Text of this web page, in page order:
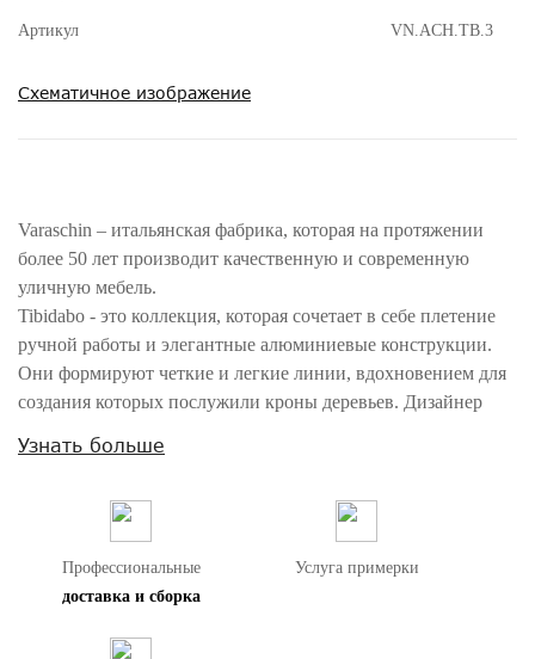
Артикул VN.ACH.TB.3
Схематичное изображение
Varaschin – итальянская фабрика, которая на протяжении
более 50 лет производит качественную и современную
уличную мебель.
Tibidabo - это коллекция, которая сочетает в себе плетение
ручной работы и элегантные алюминиевые конструкции.
Они формируют четкие и легкие линии, вдохновением для
создания которых послужили кроны деревьев. Дизайнер
Кресло имеет каркас из алюминия с порошковым
Сидение обтянуто тканевой обивкой с наполнением из
резины Dryfeel. Все материалы прекрасно отводят влагу, что
делает изделие подходящим для использования на открытом
воздухе. Тканевые чехлы съемные. В комплект входит одна
Узнать больше
Профессиональные
доставка и сборка
Услуга примерки